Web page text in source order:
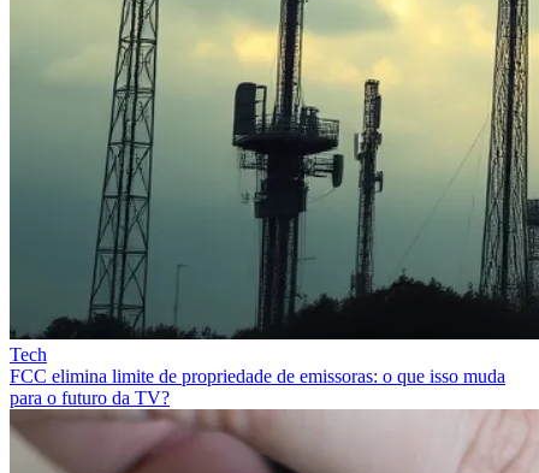
Tech
FCC elimina limite de propriedade de emissoras: o que isso muda
para o futuro da TV?